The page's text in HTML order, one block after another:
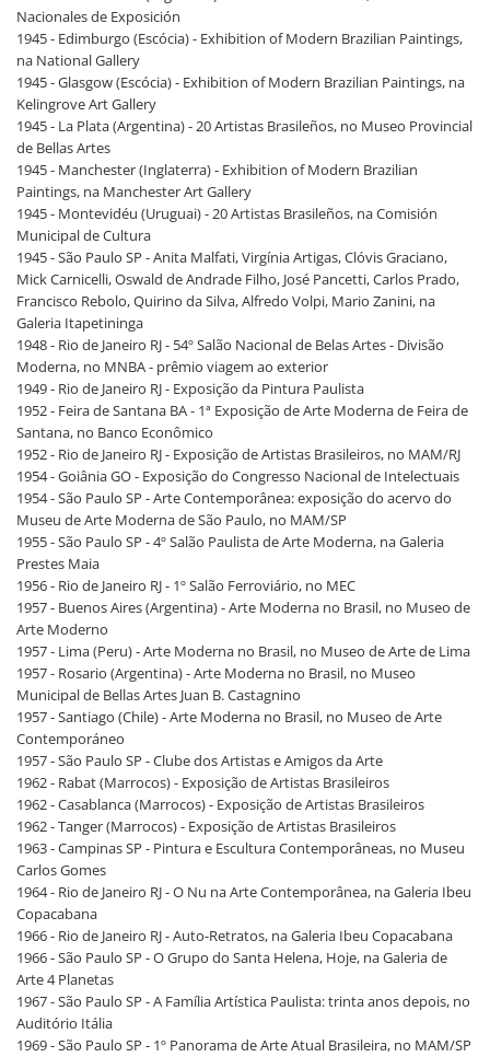
Nacionales de Exposición
1945 - Edimburgo (Escócia) - Exhibition of Modern Brazilian Paintings,
na National Gallery
1945 - Glasgow (Escócia) - Exhibition of Modern Brazilian Paintings, na
Kelingrove Art Gallery
1945 - La Plata (Argentina) - 20 Artistas Brasileños, no Museo Provincial
de Bellas Artes
1945 - Manchester (Inglaterra) - Exhibition of Modern Brazilian
Paintings, na Manchester Art Gallery
1945 - Montevidéu (Uruguai) - 20 Artistas Brasileños, na Comisión
Municipal de Cultura
1945 - São Paulo SP - Anita Malfati, Virgínia Artigas, Clóvis Graciano,
Mick Carnicelli, Oswald de Andrade Filho, José Pancetti, Carlos Prado,
Francisco Rebolo, Quirino da Silva, Alfredo Volpi, Mario Zanini, na
Galeria Itapetininga
1948 - Rio de Janeiro RJ - 54º Salão Nacional de Belas Artes - Divisão
Moderna, no MNBA - prêmio viagem ao exterior
1949 - Rio de Janeiro RJ - Exposição da Pintura Paulista
1952 - Feira de Santana BA - 1ª Exposição de Arte Moderna de Feira de
Santana, no Banco Econômico
1952 - Rio de Janeiro RJ - Exposição de Artistas Brasileiros, no MAM/RJ
1954 - Goiânia GO - Exposição do Congresso Nacional de Intelectuais
1954 - São Paulo SP - Arte Contemporânea: exposição do acervo do
Museu de Arte Moderna de São Paulo, no MAM/SP
1955 - São Paulo SP - 4º Salão Paulista de Arte Moderna, na Galeria
Prestes Maia
1956 - Rio de Janeiro RJ - 1º Salão Ferroviário, no MEC
1957 - Buenos Aires (Argentina) - Arte Moderna no Brasil, no Museo de
Arte Moderno
1957 - Lima (Peru) - Arte Moderna no Brasil, no Museo de Arte de Lima
1957 - Rosario (Argentina) - Arte Moderna no Brasil, no Museo
Municipal de Bellas Artes Juan B. Castagnino
1957 - Santiago (Chile) - Arte Moderna no Brasil, no Museo de Arte
Contemporáneo
1957 - São Paulo SP - Clube dos Artistas e Amigos da Arte
1962 - Rabat (Marrocos) - Exposição de Artistas Brasileiros
1962 - Casablanca (Marrocos) - Exposição de Artistas Brasileiros
1962 - Tanger (Marrocos) - Exposição de Artistas Brasileiros
1963 - Campinas SP - Pintura e Escultura Contemporâneas, no Museu
Carlos Gomes
1964 - Rio de Janeiro RJ - O Nu na Arte Contemporânea, na Galeria Ibeu
Copacabana
1966 - Rio de Janeiro RJ - Auto-Retratos, na Galeria Ibeu Copacabana
1966 - São Paulo SP - O Grupo do Santa Helena, Hoje, na Galeria de
Arte 4 Planetas
1967 - São Paulo SP - A Família Artística Paulista: trinta anos depois, no
Auditório Itália
1969 - São Paulo SP - 1º Panorama de Arte Atual Brasileira, no MAM/SP